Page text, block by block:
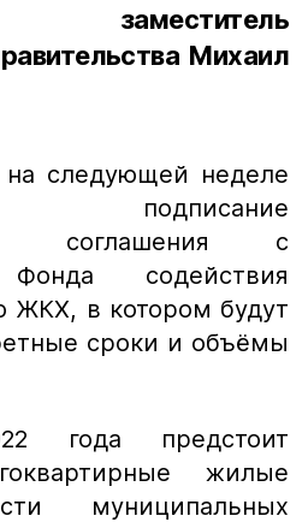
заместитель
Михаил
следующей неделе
подписание
соглашения с
Фонда содействия
ЖКХ, в котором будут
сроки и объёмы
года предстоит
жилые
муниципальных